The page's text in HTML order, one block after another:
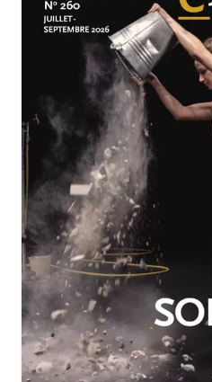
JUILLET-SEPTEMBRE 2026
N°260
Nos solitudes